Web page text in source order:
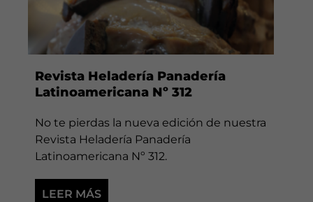
Revista Heladería Panadería
Latinoamericana Nº 312
No te pierdas la nueva edición de nuestra
Revista Heladería Panadería
Latinoamericana Nº 312.
LEER MÁS